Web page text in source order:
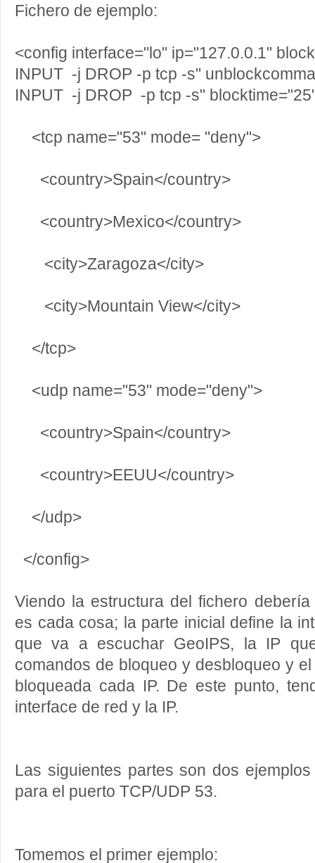
Fichero de ejemplo:
<config interface="lo" ip="127.0.0.1"
INPUT -j DROP -p tcp -s"
INPUT -j DROP -p tcp -s"
<tcp name="53" mode= "deny">
<country>Spain</country>
<country>Mexico</country>
<city>Zaragoza</city>
<city>Mountain View</city>
</tcp>
<udp name="53" mode="deny">
<country>Spain</country>
<country>EEUU</country>
</udp>
</config>
Viendo la estructura del fichero
es cada cosa; la parte inicial define la
que va a escuchar GeoIPS, la IP
comandos de bloqueo y desbloqueo y
bloqueada cada IP. De este punto,
interface de red y la IP.
Las siguientes partes son dos
para el puerto TCP/UDP 53.
Tomemos el primer ejemplo: